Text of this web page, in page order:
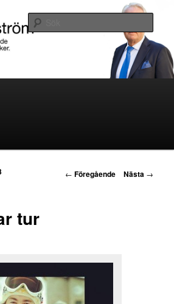
ordförande i Katrineholm tycker och
Inläggsnavigering
← Föregående Nästa →
tur